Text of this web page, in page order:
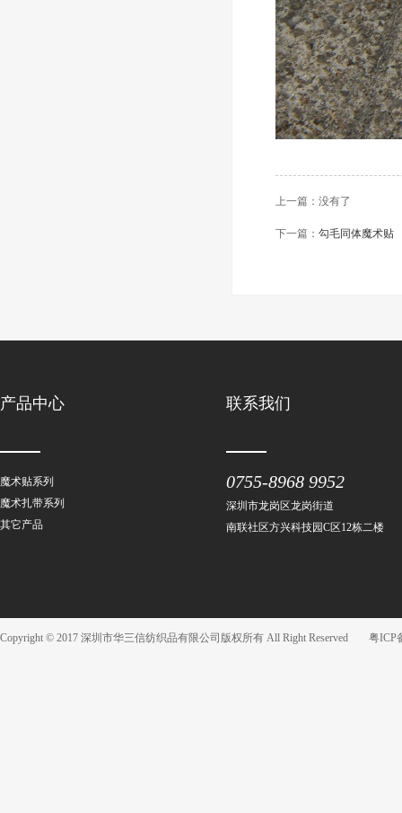
上一篇：没有了
下一篇： 勾毛同体魔术贴
产品中心
魔术贴系列
魔术扎带系列
其它产品
联系我们
0755-8968 9952
深圳市龙岗区龙岗街道
南联社区方兴科技园C区12栋二楼
Copyright © 2017 深圳市华三信纺织品有限公司版权所有 All Right Reserved 粤ICP